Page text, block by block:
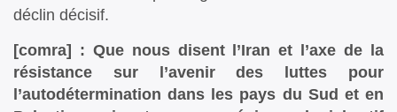
déclin décisif.
[comra] : Que nous disent l’Iran et l’axe de la
résistance sur l’avenir des luttes pour
l’autodétermination dans les pays du Sud et en